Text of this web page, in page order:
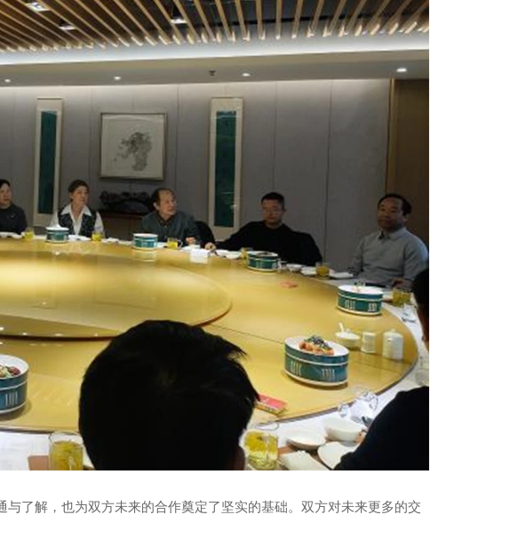
了解，也为双方未来的合作奠定了坚实的基础。双方对未来更多的交